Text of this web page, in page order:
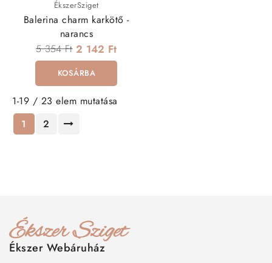
ÉkszerSziget
Balerina charm karkötő -
narancs
5 354 Ft 2 142 Ft
KOSÁRBA
1-19 / 23 elem mutatása
1
2
Ékszer Webáruház